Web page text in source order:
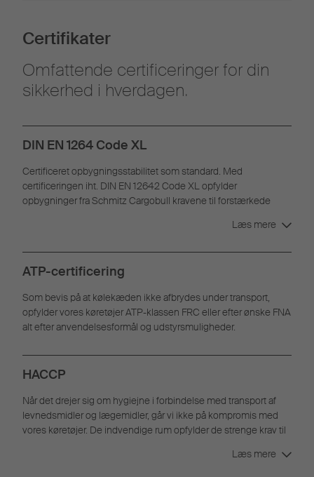
Certifikater
Omfattende certificeringer for din
sikkerhed i hverdagen.
DIN EN 1264 Code XL
Certificeret opbygningsstabilitet som standard. Med
certificeringen iht. DIN EN 12642 Code XL opfylder
opbygninger fra Schmitz Cargobull kravene til forstærkede
Læs mere
ATP-certificering
Som bevis på at kølekæden ikke afbrydes under transport,
opfylder vores køretøjer ATP-klassen FRC eller efter ønske FNA
alt efter anvendelsesformål og udstyrsmuligheder.
HACCP
Når det drejer sig om hygiejne i forbindelse med transport af
levnedsmidler og lægemidler, går vi ikke på kompromis med
vores køretøjer. De indvendige rum opfylder de strenge krav til
Læs mere